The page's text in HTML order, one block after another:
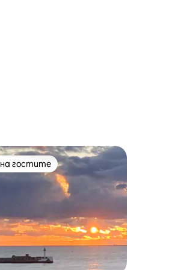
избор на гостите
гостите